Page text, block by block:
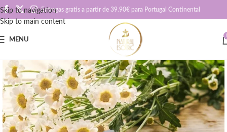
Skip to navigation
Skip to main content
Entregas gratis a partir de 39.90€ para Portugal Continental
MENU